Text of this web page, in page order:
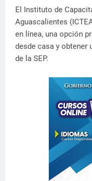
El Instituto de
Aguascalientes
en línea, una opción
desde casa y obtener
de la SEP.